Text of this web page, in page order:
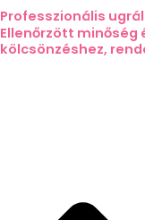
Professzionális
Ellenőrzött minőség
kölcsönzéshez,